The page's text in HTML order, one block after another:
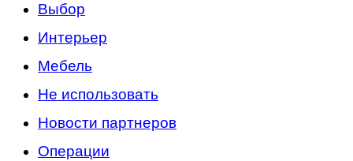
Выбор
Интерьер
Мебель
Не использовать
Новости партнеров
Операции